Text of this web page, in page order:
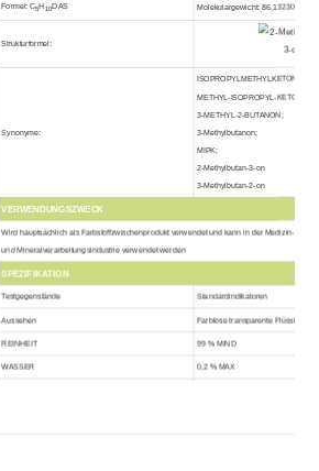
Formel: C5H10DAS Molekulargewicht: 86,13230
Strukturformel:
Synonyme:
ISOPROPYLMETHYLKETON;
METHYL-ISOPROPYL-KETON;
3-METHYL-2-BUTANON;
3-Methylbutanon;
MIPK;
2-Methylbutan-3-on
3-Methylbutan-2-on
VERWENDUNGSZWECK
Wird hauptsächlich als Farbstoffzwischenprodukt verwendet und kann in der Medizin-,
und Mineralverarbeitungsindustrie verwendet werden
SPEZIFIKATION
Testgegenstände Standardindikatoren
Aussehen Farblose transparente Flüssigkeit
REINHEIT 99 % MIND
WASSER 0,2 % MAX